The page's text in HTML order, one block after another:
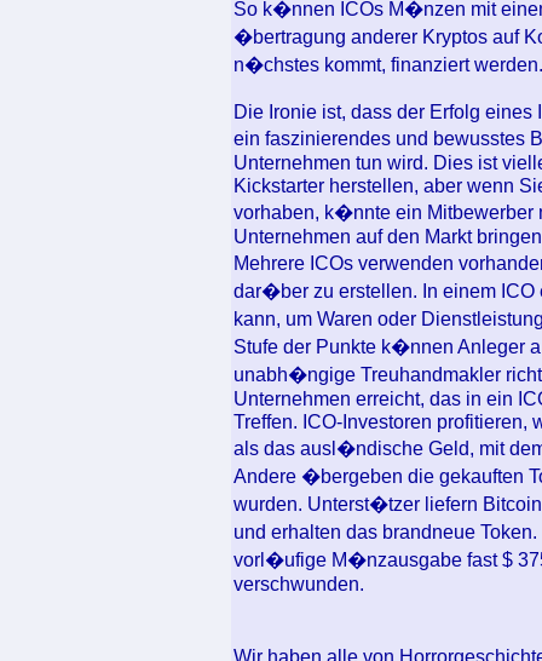
So k�nnen ICOs M�nzen mit
�bertragung anderer Kryptos auf
n�chstes kommt, finanziert werden.
Die Ironie ist, dass der Erfolg
ein faszinierendes und bewusstes
Unternehmen tun wird. Dies ist
Kickstarter herstellen, aber wenn
vorhaben, k�nnte ein Mitbewerber
Unternehmen auf den Markt
Mehrere ICOs verwenden
dar�ber zu erstellen. In einem ICO
kann, um Waren oder
Stufe der Punkte k�nnen Anleger
unabh�ngige Treuhandmakler
Unternehmen erreicht, das in ein
Treffen. ICO-Investoren profitieren,
als das ausl�ndische Geld, mit
Andere �bergeben die gekauften
wurden. Unterst�tzer liefern
und erhalten das brandneue
vorl�ufige M�nzausgabe fast $
verschwunden.
Wir haben alle von